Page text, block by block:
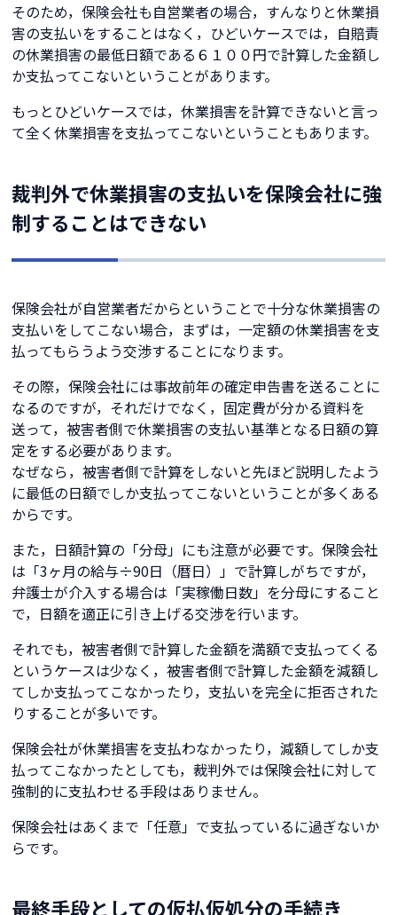
そのため，保険会社も自営業者の場合，すんなりと休業損
害の支払いをすることはなく，ひどいケースでは，自賠責
の休業損害の最低日額である６１００円で計算した金額し
か支払ってこないということがあります。
もっとひどいケースでは，休業損害を計算できないと言っ
て全く休業損害を支払ってこないということもあります。
裁判外で休業損害の支払いを保険会社に強
制することはできない
保険会社が自営業者だからということで十分な休業損害の
支払いをしてこない場合，まずは，一定額の休業損害を支
払ってもらうよう交渉することになります。
その際，保険会社には事故前年の確定申告書を送ることに
なるのですが，それだけでなく，固定費が分かる資料を
送って，被害者側で休業損害の支払い基準となる日額の算
定をする必要があります。
なぜなら，被害者側で計算をしないと先ほど説明したよう
に最低の日額でしか支払ってこないということが多くある
からです。
また，日額計算の「分母」にも注意が必要です。保険会社
は「3ヶ月の給与÷90日（暦日）」で計算しがちですが，
弁護士が介入する場合は「実稼働日数」を分母にすること
で，日額を適正に引き上げる交渉を行います。
それでも，被害者側で計算した金額を満額で支払ってくる
というケースは少なく，被害者側で計算した金額を減額し
てしか支払ってこなかったり，支払いを完全に拒否された
りすることが多いです。
保険会社が休業損害を支払わなかったり，減額してしか支
払ってこなかったとしても，裁判外では保険会社に対して
強制的に支払わせる手段はありません。
保険会社はあくまで「任意」で支払っているに過ぎないか
らです。
最終手段としての仮払仮処分の手続き